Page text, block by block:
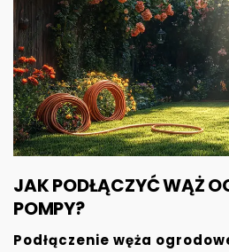
JAK PODŁĄCZYĆ WĄŻ
POMPY?
Podłączenie węża